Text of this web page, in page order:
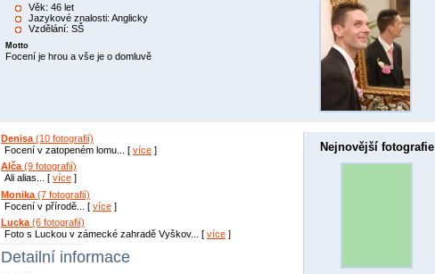
Věk: 46 let
Jazykové znalosti: Anglicky
Vzdělání: SŠ
Motto
Focení je hrou a vše je o domluvě
Nejnovější fotografie
Denisa (10 fotografií)
Focení v zatopeném lomu... [ více ]
Alča (9 fotografií)
Ali alias... [ více ]
Monika (7 fotografií)
Focení v přírodě... [ více ]
Lucka (6 fotografií)
Foto s Luckou v zámecké zahradě Vyškov... [ více ]
Detailní informace